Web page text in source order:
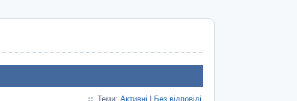
Теми: Активні Без відповіді